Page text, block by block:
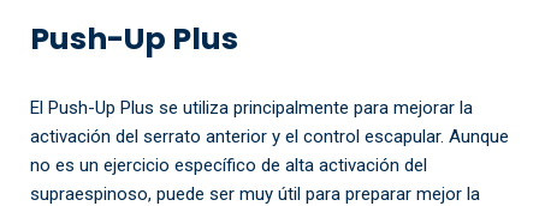
Push-Up Plus
El Push-Up Plus se utiliza principalmente para mejorar la
activación del serrato anterior y el control escapular. Aunque
no es un ejercicio específico de alta activación del
supraespinoso, puede ser muy útil para preparar mejor la